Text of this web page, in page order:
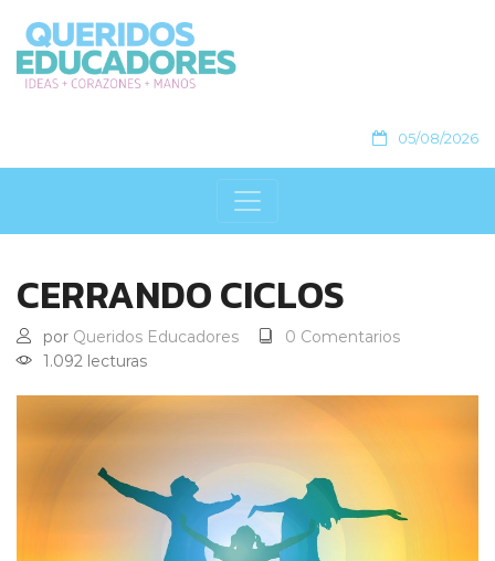
05/08/2026
CERRANDO CICLOS
por Queridos Educadores
0 Comentarios
1.092 lecturas